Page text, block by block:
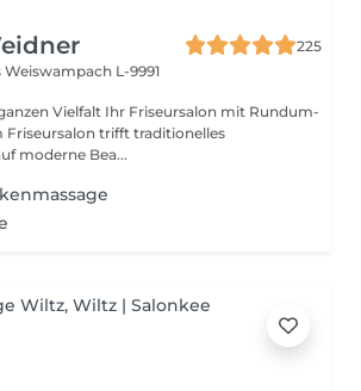
225
Weiswampach L-9991
mit Rundum-
moderne Bea...